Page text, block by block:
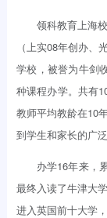
领科教育上海
（上实08年创办
学校，被誉为牛剑
种课程办学。共有
教师平均教龄在10
到学生和家长的广泛
办学16年来，
最终入读了牛津大
进入英国前十大学